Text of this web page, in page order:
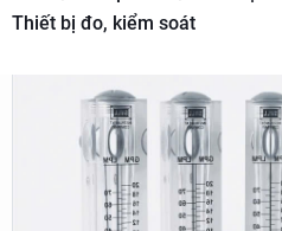
Thiết bị đo, kiểm soát